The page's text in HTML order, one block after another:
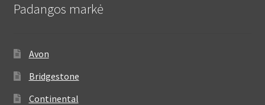
Padangos markė
Avon
Bridgestone
Continental